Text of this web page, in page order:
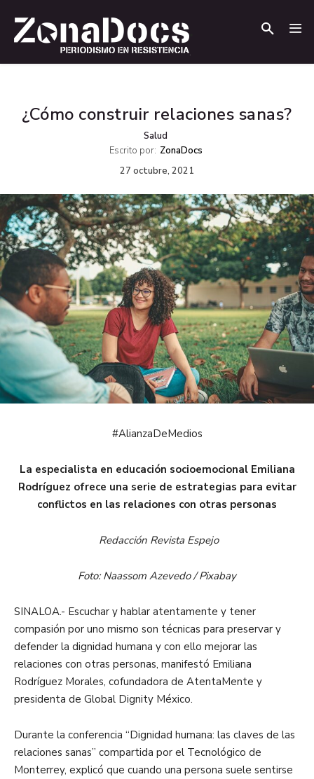
¿Cómo construir relaciones sanas?
Salud
Escrito por: ZonaDocs
27 octubre, 2021
#AlianzaDeMedios
La especialista en educación socioemocional Emiliana
Rodríguez ofrece una serie de estrategias para evitar
conflictos en las relaciones con otras personas
Redacción Revista Espejo
Foto: Naassom Azevedo / Pixabay
SINALOA.- Escuchar y hablar atentamente y tener
compasión por uno mismo son técnicas para preservar y
defender la dignidad humana y con ello mejorar las
relaciones con otras personas, manifestó Emiliana
Rodríguez Morales, cofundadora de AtentaMente y
presidenta de Global Dignity México.
Durante la conferencia “Dignidad humana: las claves de las
relaciones sanas” compartida por el Tecnológico de
Monterrey, explicó que cuando una persona suele sentirse